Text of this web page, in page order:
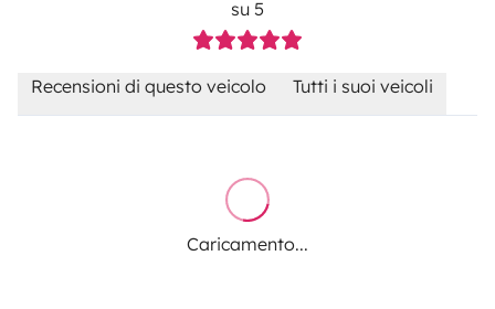
su 5
Recensioni di questo veicolo Tutti i suoi veicoli
Caricamento...